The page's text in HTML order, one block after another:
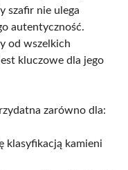
szafir nie ulega
autentyczność.
od wszelkich
kluczowe dla jego
zarówno dla:
klasyfikacją kamieni